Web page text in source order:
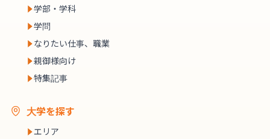
学部・学科
学問
なりたい仕事、職業
親御様向け
特集記事
大学を探す
エリア